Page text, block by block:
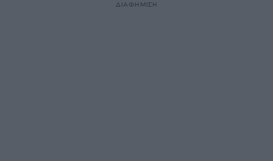
ΔΙΑΦΗΜΙΣΗ